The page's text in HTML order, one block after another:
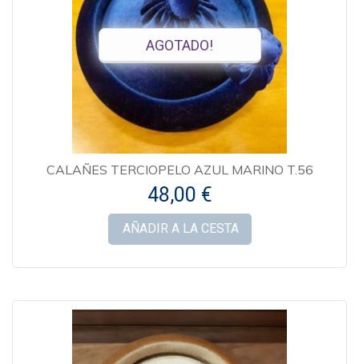
AGOTADO!
CALAÑES TERCIOPELO AZUL MARINO T.56
48,00 €
AÑADIR A LA CESTA